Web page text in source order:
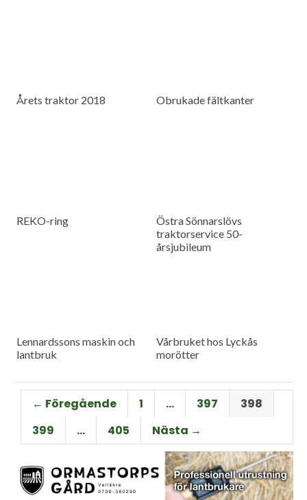
Årets traktor 2018 Obrukade fältkanter
REKO-ring
Östra Sönnarslövs
traktorservice 50-
årsjubileum
Lennardssons maskin och
lantbruk
Vårbruket hos Lyckås
morötter
← Föregående 1 … 397
398
399
… 405 Nästa →